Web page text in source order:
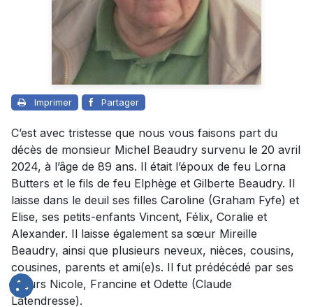
Imprimer Partager
C’est avec tristesse que nous vous faisons part du
décès de monsieur Michel Beaudry survenu le 20 avril
2024, à l’âge de 89 ans. Il était l’époux de feu Lorna
Butters et le fils de feu Elphège et Gilberte Beaudry. Il
laisse dans le deuil ses filles Caroline (Graham Fyfe) et
Elise, ses petits-enfants Vincent, Félix, Coralie et
Alexander. Il laisse également sa sœur Mireille
Beaudry, ainsi que plusieurs neveux, nièces, cousins,
cousines, parents et ami(e)s. Il fut prédécédé par ses
sœurs Nicole, Francine et Odette (Claude
Latendresse).